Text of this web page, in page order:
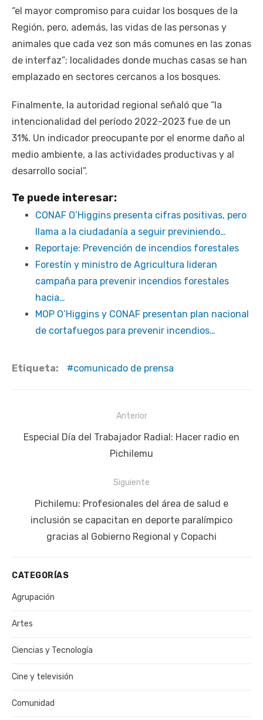
“el mayor compromiso para cuidar los bosques de la
Región, pero, además, las vidas de las personas y
animales que cada vez son más comunes en las zonas
de interfaz”; localidades donde muchas casas se han
emplazado en sectores cercanos a los bosques.
Finalmente, la autoridad regional señaló que “la
intencionalidad del período 2022-2023 fue de un
31%. Un indicador preocupante por el enorme daño al
medio ambiente, a las actividades productivas y al
desarrollo social”.
Te puede interesar:
CONAF O’Higgins presenta cifras positivas, pero
llama a la ciudadanía a seguir previniendo…
Reportaje: Prevención de incendios forestales
Forestín y ministro de Agricultura lideran
campaña para prevenir incendios forestales
hacia…
MOP O’Higgins y CONAF presentan plan nacional
de cortafuegos para prevenir incendios…
Etiqueta: comunicado de prensa
de
Anterior
Publicación
Especial Día del Trabajador Radial: Hacer radio en
Pichilemu
Siguiente
Siguiente
publicación:
Pichilemu: Profesionales del área de salud e
inclusión se capacitan en deporte paralímpico
gracias al Gobierno Regional y Copachi
CATEGORÍAS
Agrupación
Artes
Ciencias y Tecnología
Cine y televisión
Comunidad